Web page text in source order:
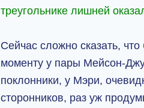
треугольнике лишней
Сейчас сложно сказать,
моменту у пары Мейсон-
поклонники, у Мэри,
сторонников, раз уж